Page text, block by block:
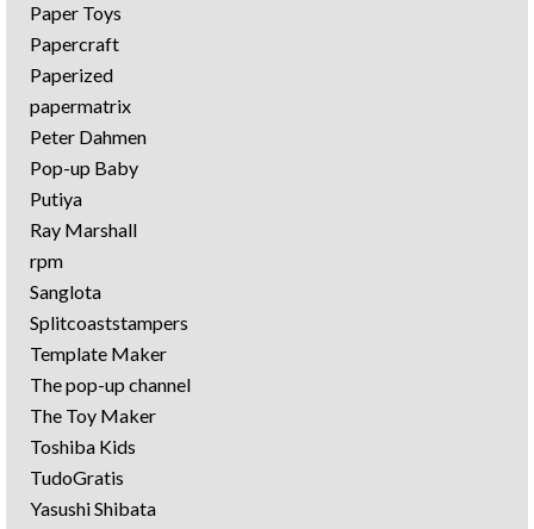
Paper Toys
Papercraft
Paperized
papermatrix
Peter Dahmen
Pop-up Baby
Putiya
Ray Marshall
rpm
Sanglota
Splitcoaststampers
Template Maker
The pop-up channel
The Toy Maker
Toshiba Kids
TudoGratis
Yasushi Shibata